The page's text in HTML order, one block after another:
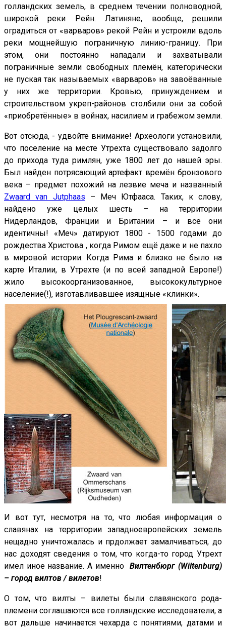
голландских земель, в среднем течении полноводной,
широкой реки Рейн. Латиняне, вообще, решили
оградиться от «варваров» рекой Рейн и устроили вдоль
реки мощнейшую пограничную линию-границу. При
этом, они постоянно нападали и захватывали
пограничные земли свободных племён, категорически
не пуская так называемых «варваров» на завоёванные
у них же территории. Кровью, принуждением и
строительством укреп-районов столбили они за собой
«приобретённые» в войнах, насилием и грабежом земли.
Вот отсюда, - удвойте внимание! Археологи установили,
что поселение на месте Утрехта существовало задолго
до прихода туда римлян, уже 1800 лет до нашей эры.
Был найден потрясающий артефакт времён бронзового
века – предмет похожий на лезвие меча и названный
Zwaard van Jutphaas – Меч Ютфааса. Таких, к слову,
найдено уже целых шесть – на территории
Нидерландов, Франции и Британии – и все они
идентичны! «Меч» датируют 1800 - 1500 годами до
рождества Христова , когда Римом ещё даже и не пахло
в мировой истории. Когда Рима и близко не было на
карте Италии, в Утрехте (и по всей западной Европе!)
жило высокоорганизованное, высококультурное
население(!), изготавливавшее изящные «клинки».
И вот тут, несмотря на то, что любая информация о
славянах на территории западноевропейских земель
нещадно уничтожалась и прдолжает замалчиваться, до
нас доходят сведения о том, что когда-то город Утрехт
имел иное название. А именноВилтенбюрг (Wiltenburg)
– город вилтов / вилетов!
О том, что вилты – вилеты были славянского рода-
племени соглашаются все голландские исследователи, а
вот дальше начинается чехарда с понятиями, датами и